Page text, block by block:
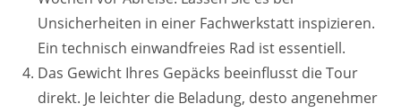
Unsicherheiten in einer Fachwerkstatt inspizieren.
Ein technisch einwandfreies Rad ist essentiell.
Das Gewicht Ihres Gepäcks beeinflusst die Tour
direkt. Je leichter die Beladung, desto angenehmer